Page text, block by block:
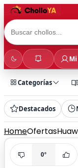
Categorías
Destacados
HomeOfertas
0°